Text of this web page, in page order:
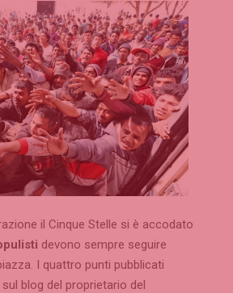
il Cinque Stelle si è accodato
devono sempre seguire
I quattro punti pubblicati
blog del proprietario del